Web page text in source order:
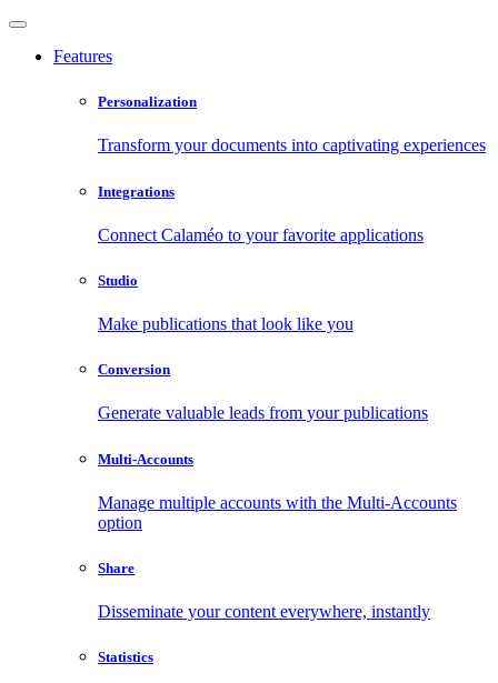
Features
Personalization
Transform your documents into captivating experiences
Integrations
Connect Calaméo to your favorite applications
Studio
Make publications that look like you
Conversion
Generate valuable leads from your publications
Multi-Accounts
Manage multiple accounts with the Multi-Accounts
option
Share
Disseminate your content everywhere, instantly
Statistics